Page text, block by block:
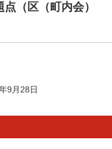
（区（町内会）
9月28日